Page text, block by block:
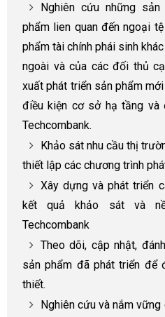
Nghiên cứu những
phẩm lien quan đến ngoại
phẩm tài chính phái sinh
ngoài và của các đối thủ
xuất phát triển sản phẩm
điều kiện cơ sở hạ tầng và
Techcombank.
Khảo sát nhu cầu thị
thiết lập các chương trình
Xây dựng và phát triển
kết quả khảo sát và
Techcombank
Theo dõi, cập nhật,
sản phẩm đã phát triển để
thiết.
Nghiên cứu và nắm